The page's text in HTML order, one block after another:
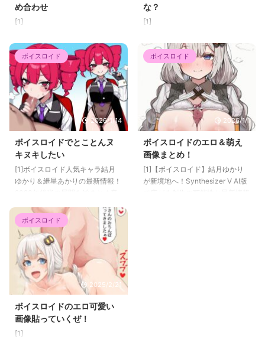
め合わせ
[1]
な？
[1]
ボイスロイド
2026/1/14
ボイスロイドでとことんヌ
キヌキしたい
[1]ボイスロイド人気キャラ結月
ゆかり＆紲星あかりの最新情報！
「VOICEROID（ボイスロイ
ド）」の代表的なキャラクターで
ある結月ゆかりと紲星あかりが、
2023年後半にかけても活発な活
動と様々な展開を見せています。
ファンにとって見逃せない、この
一年間のグッズやイベント情報を
年6月には、「結月ゆかり＆紲星
あかり オフィシャルアクリルス
タンドVol.2」が登場。美麗なイ
ボイスロイド
2026/1/1
ボイスロイドのエロ＆萌え
画像まとめ！
[1]【ボイスロイド】結月ゆかり
が新境地へ！Synthesizer V AI版
ボイスロイド
2025/2/21
ボイスロイドのエロ可愛い
画像貼っていくぜ！
[1]